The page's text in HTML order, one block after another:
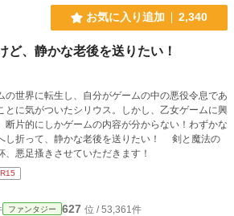
本当に感謝感謝でございます。こんなにも長くなっ
ずに居てくださる皆様、ありがとうございます！！
入り登録５００人達成 ひょえぇぇ？！ なんで
てくださる方が？！ありがとうございます、あり
ートショートとか書いてみようかな？ ２０２
録６００人達成？！ うそぉん？！ 欲が…欲が…
ごめんなさい、欲は出しちゃいけないらしい…
入り登録７００人達成？！ どうしよう、どうし
いのだろう… ２０２６年２月１２日
！！ なんということでしょう！ユーディリア達
お気に入り追加 2,340
ど、静かな老後を送りたい！
世界に転生し、自分がゲームの中の悪役令息であ
とに気がついたシリウス。しかし、乙女ゲームに興
断片的にしかゲームの内容が分からない！わずかな
し折って、静かな老後を送りたい！ 剣と魔法の
悪足搔きさせていただきます！
R15
ファンタジー 627 位 / 53,361件